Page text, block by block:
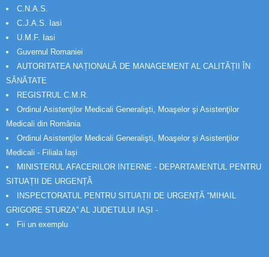
C.N.A.S.
C.J.A.S. Iasi
U.M.F. Iasi
Guvernul Romaniei
AUTORITATEA NAȚIONALĂ DE MANAGEMENT AL CALITĂȚII ÎN
SĂNĂTATE
REGISTRUL C.M.R.
Ordinul Asistenţilor Medicali Generalişti, Moaşelor şi Asistenţilor
Medicali din România
Ordinul Asistenţilor Medicali Generalişti, Moaşelor şi Asistenţilor
Medicali - Filiala Iași
MINISTERUL AFACERILOR INTERNE - DEPARTAMENTUL PENTRU
SITUAȚII DE URGENȚĂ
INSPECTORATUL PENTRU SITUAȚII DE URGENȚĂ “MIHAIL
GRIGORE STURZA” AL JUDETULUI IAȘI -
Fii un exemplu